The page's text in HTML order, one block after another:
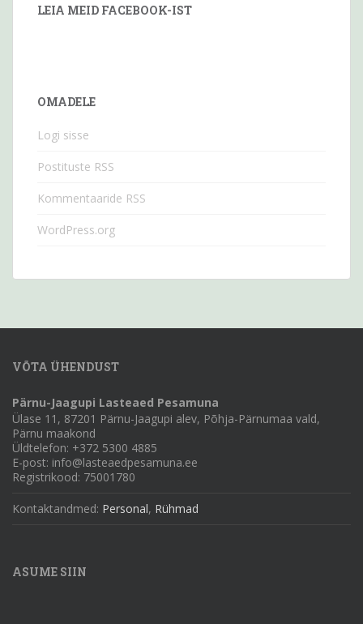
LEIA MEID FACEBOOK-IST
OMADELE
Logi sisse
Postituste RSS
Kommentaaride RSS
WordPress.org
VÕTA ÜHENDUST
Pärnu-Jaagupi Lasteaed Pesamuna
Ülase 11, 87201 Pärnu-Jaagupi alev, Põhja-Pärnumaa vald,
Pärnu maakond
Üldtelefon: +372 5300 4885
E-post: info@lasteaedpesamuna.ee
Registrikood: 75001780
Kontaktandmed: Personal, Rühmad
ASUME SIIN